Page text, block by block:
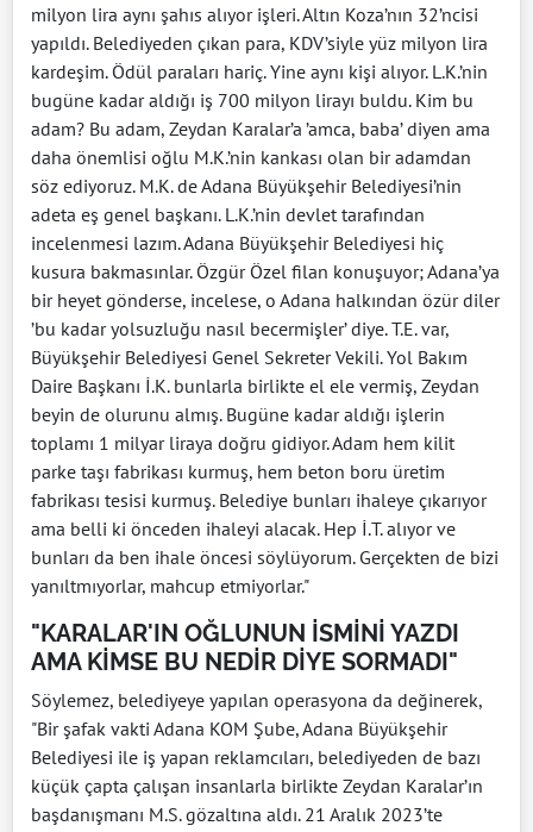
milyon lira aynı şahıs alıyor işleri. Altın Koza’nın 32’ncisi
yapıldı. Belediyeden çıkan para, KDV’siyle yüz milyon lira
kardeşim. Ödül paraları hariç. Yine aynı kişi alıyor. L.K.’nin
bugüne kadar aldığı iş 700 milyon lirayı buldu. Kim bu
adam? Bu adam, Zeydan Karalar’a ’amca, baba’ diyen ama
daha önemlisi oğlu M.K.’nin kankası olan bir adamdan
söz ediyoruz. M.K. de Adana Büyükşehir Belediyesi’nin
adeta eş genel başkanı. L.K.’nin devlet tarafından
incelenmesi lazım. Adana Büyükşehir Belediyesi hiç
kusura bakmasınlar. Özgür Özel filan konuşuyor; Adana’ya
bir heyet gönderse, incelese, o Adana halkından özür diler
’bu kadar yolsuzluğu nasıl becermişler’ diye. T.E. var,
Büyükşehir Belediyesi Genel Sekreter Vekili. Yol Bakım
Daire Başkanı İ.K. bunlarla birlikte el ele vermiş, Zeydan
beyin de olurunu almış. Bugüne kadar aldığı işlerin
toplamı 1 milyar liraya doğru gidiyor. Adam hem kilit
parke taşı fabrikası kurmuş, hem beton boru üretim
fabrikası tesisi kurmuş. Belediye bunları ihaleye çıkarıyor
ama belli ki önceden ihaleyi alacak. Hep İ.T. alıyor ve
bunları da ben ihale öncesi söylüyorum. Gerçekten de bizi
yanıltmıyorlar, mahcup etmiyorlar."
"KARALAR'IN OĞLUNUN İSMİNİ YAZDI
AMA KİMSE BU NEDİR DİYE SORMADI"
Söylemez, belediyeye yapılan operasyona da değinerek,
"Bir şafak vakti Adana KOM Şube, Adana Büyükşehir
Belediyesi ile iş yapan reklamcıları, belediyeden de bazı
küçük çapta çalışan insanlarla birlikte Zeydan Karalar’ın
başdanışmanı M.S. gözaltına aldı. 21 Aralık 2023’te